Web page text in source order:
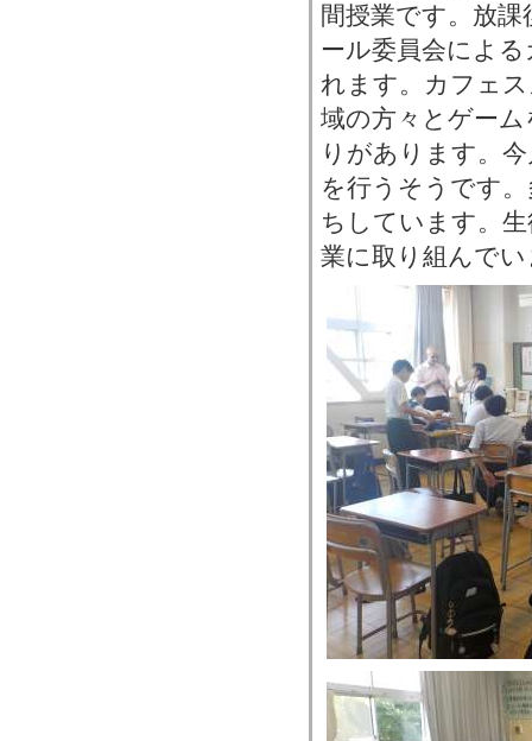
間授業です。放
ール委員会によ
れます。カフェ
域の方々とゲー
りがあります。
を行うそうです
ちしています。
業に取り組んで